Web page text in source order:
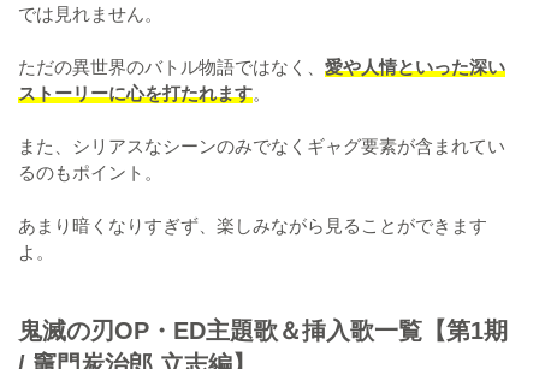
では見れません。
ただの異世界のバトル物語ではなく、 愛や人情といった深い
ストーリーに心を打たれます。
また、シリアスなシーンのみでなくギャグ要素が含まれてい
るのもポイント。
あまり暗くなりすぎず、楽しみながら見ることができます
よ。
鬼滅の刃OP・ED主題歌＆挿入歌一覧【第1期